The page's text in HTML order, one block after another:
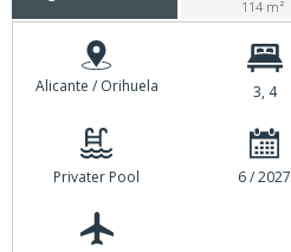
114 m²
Alicante / Orihuela 3, 4
Privater Pool 6 / 2027